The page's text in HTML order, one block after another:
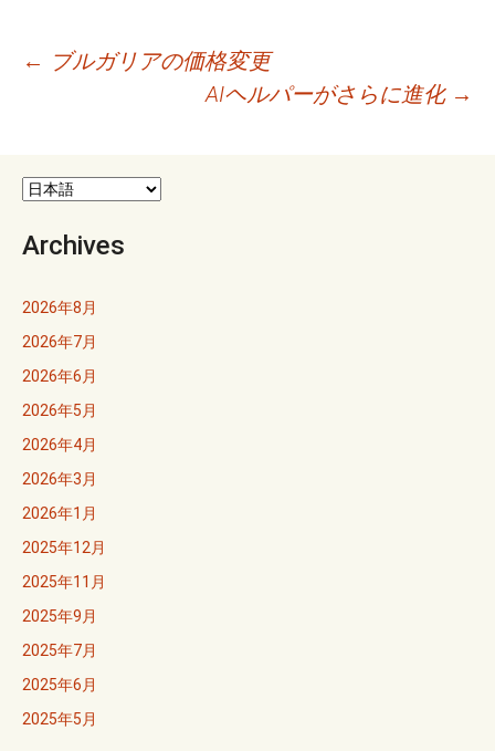
投
ビ
ゲ
ー
シ
ョ
ン
← ブルガリアの価格変更
AIヘルパーがさらに進化 →
Archives
2026年8月
2026年7月
2026年6月
2026年5月
2026年4月
2026年3月
2026年1月
2025年12月
2025年11月
2025年9月
2025年7月
2025年6月
2025年5月